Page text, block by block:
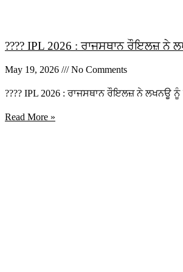
???? IPL 2026 : ਰਾਜਸਥਾਨ ਰੌਇਲਜ਼ ਨੇ
May 19, 2026 No Comments
???? IPL 2026 : ਰਾਜਸਥਾਨ ਰੌਇਲਜ਼ ਨੇ ਲਖਨਊ
Read More »